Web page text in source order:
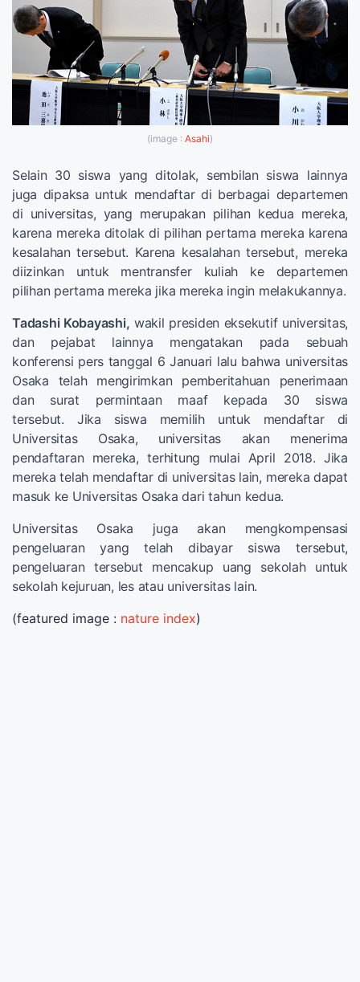
(image : Asahi)
Selain 30 siswa yang ditolak, sembilan siswa lainnya
juga dipaksa untuk mendaftar di berbagai departemen
di universitas, yang merupakan pilihan kedua mereka,
karena mereka ditolak di pilihan pertama mereka karena
kesalahan tersebut. Karena kesalahan tersebut, mereka
diizinkan untuk mentransfer kuliah ke departemen
pilihan pertama mereka jika mereka ingin melakukannya.
Tadashi Kobayashi, wakil presiden eksekutif universitas,
dan pejabat lainnya mengatakan pada sebuah
konferensi pers tanggal 6 Januari lalu bahwa universitas
Osaka telah mengirimkan pemberitahuan penerimaan
dan surat permintaan maaf kepada 30 siswa
tersebut. Jika siswa memilih untuk mendaftar di
Universitas Osaka, universitas akan menerima
pendaftaran mereka, terhitung mulai April 2018. Jika
mereka telah mendaftar di universitas lain, mereka dapat
masuk ke Universitas Osaka dari tahun kedua.
Universitas Osaka juga akan mengkompensasi
pengeluaran yang telah dibayar siswa tersebut,
pengeluaran tersebut mencakup uang sekolah untuk
sekolah kejuruan, les atau universitas lain.
(featured image : nature index)